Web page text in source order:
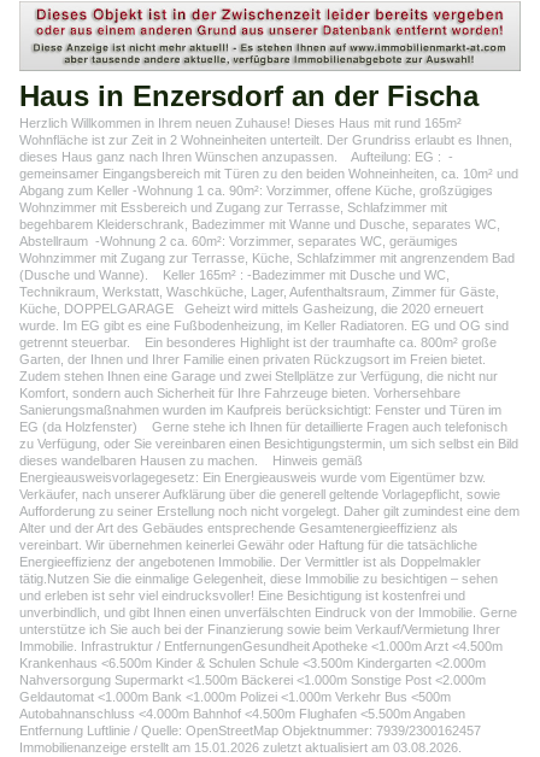
Haus in Enzersdorf an der Fischa
Herzlich Willkommen in Ihrem neuen Zuhause! Dieses Haus mit rund 165m²
Wohnfläche ist zur Zeit in 2 Wohneinheiten unterteilt. Der Grundriss erlaubt es Ihnen,
dieses Haus ganz nach Ihren Wünschen anzupassen. Aufteilung: EG : -
gemeinsamer Eingangsbereich mit Türen zu den beiden Wohneinheiten, ca. 10m² und
Abgang zum Keller -Wohnung 1 ca. 90m²: Vorzimmer, offene Küche, großzügiges
Wohnzimmer mit Essbereich und Zugang zur Terrasse, Schlafzimmer mit
begehbarem Kleiderschrank, Badezimmer mit Wanne und Dusche, separates WC,
Abstellraum -Wohnung 2 ca. 60m²: Vorzimmer, separates WC, geräumiges
Wohnzimmer mit Zugang zur Terrasse, Küche, Schlafzimmer mit angrenzendem Bad
(Dusche und Wanne). Keller 165m² : -Badezimmer mit Dusche und WC,
Technikraum, Werkstatt, Waschküche, Lager, Aufenthaltsraum, Zimmer für Gäste,
Küche, DOPPELGARAGE Geheizt wird mittels Gasheizung, die 2020 erneuert
wurde. Im EG gibt es eine Fußbodenheizung, im Keller Radiatoren. EG und OG sind
getrennt steuerbar. Ein besonderes Highlight ist der traumhafte ca. 800m² große
Garten, der Ihnen und Ihrer Familie einen privaten Rückzugsort im Freien bietet.
Zudem stehen Ihnen eine Garage und zwei Stellplätze zur Verfügung, die nicht nur
Komfort, sondern auch Sicherheit für Ihre Fahrzeuge bieten. Vorhersehbare
Sanierungsmaßnahmen wurden im Kaufpreis berücksichtigt: Fenster und Türen im
EG (da Holzfenster) Gerne stehe ich Ihnen für detaillierte Fragen auch telefonisch
zu Verfügung, oder Sie vereinbaren einen Besichtigungstermin, um sich selbst ein Bild
dieses wandelbaren Hausen zu machen. Hinweis gemäß
Energieausweisvorlagegesetz: Ein Energieausweis wurde vom Eigentümer bzw.
Verkäufer, nach unserer Aufklärung über die generell geltende Vorlagepflicht, sowie
Aufforderung zu seiner Erstellung noch nicht vorgelegt. Daher gilt zumindest eine dem
Alter und der Art des Gebäudes entsprechende Gesamtenergieeffizienz als
vereinbart. Wir übernehmen keinerlei Gewähr oder Haftung für die tatsächliche
Energieeffizienz der angebotenen Immobilie. Der Vermittler ist als Doppelmakler
tätig.Nutzen Sie die einmalige Gelegenheit, diese Immobilie zu besichtigen – sehen
und erleben ist sehr viel eindrucksvoller! Eine Besichtigung ist kostenfrei und
unverbindlich, und gibt Ihnen einen unverfälschten Eindruck von der Immobilie. Gerne
unterstütze ich Sie auch bei der Finanzierung sowie beim Verkauf/Vermietung Ihrer
Immobilie. Infrastruktur / EntfernungenGesundheit Apotheke <1.000m Arzt <4.500m
Krankenhaus <6.500m Kinder & Schulen Schule <3.500m Kindergarten <2.000m
Nahversorgung Supermarkt <1.500m Bäckerei <1.000m Sonstige Post <2.000m
Geldautomat <1.000m Bank <1.000m Polizei <1.000m Verkehr Bus <500m
Autobahnanschluss <4.000m Bahnhof <4.500m Flughafen <5.500m Angaben
Entfernung Luftlinie / Quelle: OpenStreetMap Objektnummer: 7939/2300162457
Immobilienanzeige erstellt am 15.01.2026 zuletzt aktualisiert am 03.08.2026.